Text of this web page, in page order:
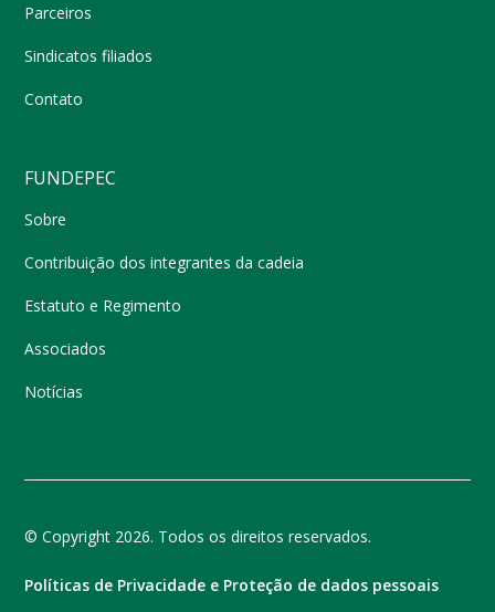
Parceiros
Sindicatos filiados
Contato
FUNDEPEC
Sobre
Contribuição dos integrantes da cadeia
Estatuto e Regimento
Associados
Notícias
© Copyright 2026. Todos os direitos reservados.
Políticas de Privacidade e Proteção de dados pessoais